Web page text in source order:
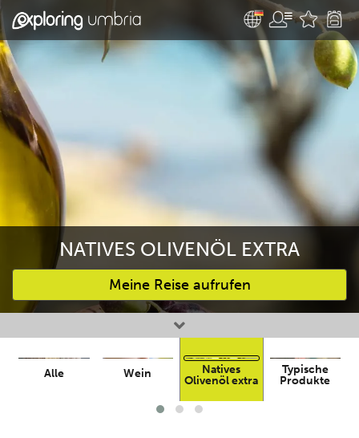
NATIVES OLIVENÖL EXTRA
Meine Reise aufrufen
Bevorzugte Aktivitäten
Alle Wein
Natives
Olivenöl extra
Typische
Produkte